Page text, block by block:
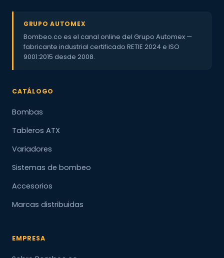
GRUPO AUTOMEX
Bombeo.co es el canal online del Grupo Automex —
fabricante industrial certificado RETIE 2024 e ISO
9001:2015 desde 2008.
CATÁLOGO
Bombas
Tableros ATX
Variadores
Sistemas de bombeo
Accesorios
Marcas distribuidas
EMPRESA